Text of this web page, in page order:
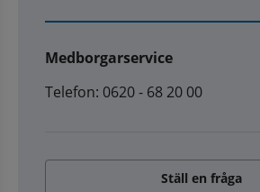
Medborgarservice
Telefon: 0620 - 68 20 00
Ställ en fråga